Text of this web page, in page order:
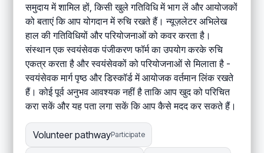
समुदाय में शामिल हों, किसी खुले गतिविधि में भाग लें और आयोजकों
को बताएं कि आप योगदान में रुचि रखते हैं। न्यूज़लेटर अभिलेख
हाल की गतिविधियों और परियोजनाओं को कवर करता है।
संस्थान एक स्वयंसेवक पंजीकरण फॉर्म का उपयोग करके रुचि
एकत्र करता है और स्वयंसेवकों को परियोजनाओं से मिलाता है -
स्वयंसेवक मार्ग पृष्ठ और डिस्कॉर्ड में आयोजक वर्तमान लिंक रखते
हैं। कोई पूर्व अनुभव आवश्यक नहीं है ताकि आप खुद को परिचित
करा सकें और यह पता लगा सकें कि आप कैसे मदद कर सकते हैं।
Volunteer pathwayParticipate